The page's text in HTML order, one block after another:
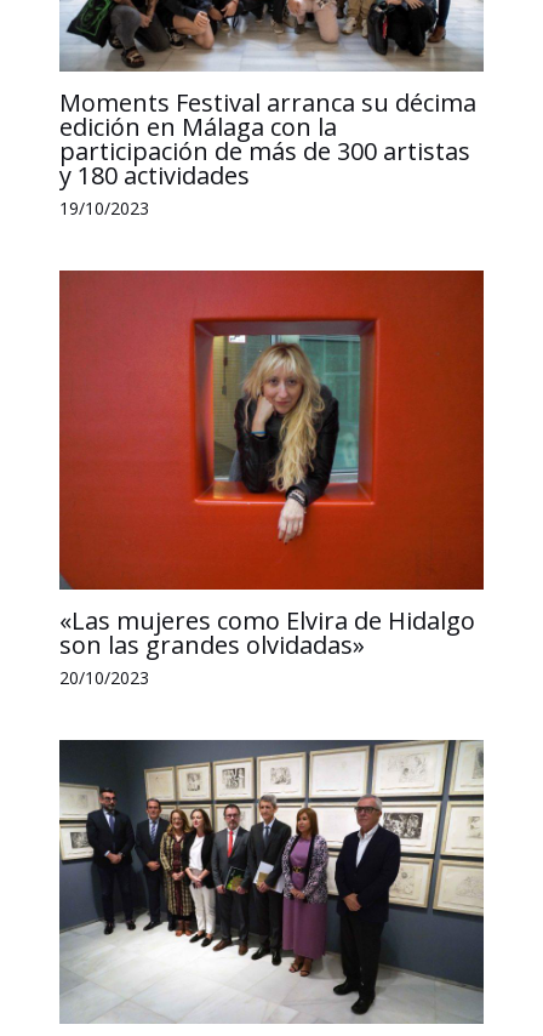
Moments Festival arranca su décima
edición en Málaga con la
participación de más de 300 artistas
y 180 actividades
19/10/2023
«Las mujeres como Elvira de Hidalgo
son las grandes olvidadas»
20/10/2023